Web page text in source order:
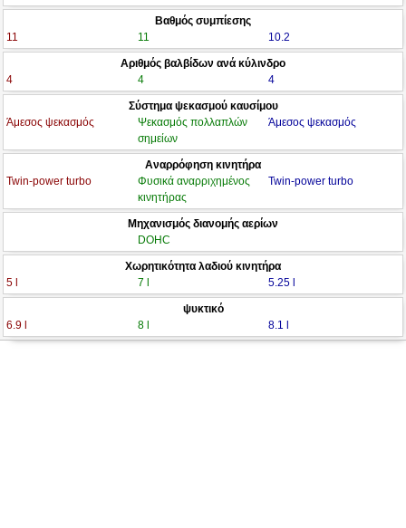
Βαθμός συμπίεσης
11
11 10.2
Αριθμός βαλβίδων ανά κύλινδρο
4
4 4
Σύστημα ψεκασμού καυσίμου
Άμεσος ψεκασμός
Ψεκασμός πολλαπλών
σημείων
Άμεσος ψεκασμός
Αναρρόφηση κινητήρα
Twin-power turbo
Φυσικά αναρριχημένος
κινητήρας
Twin-power turbo
Μηχανισμός διανομής αερίων
DOHC
Χωρητικότητα λαδιού κινητήρα
5 l
7 l 5.25 l
ψυκτικό
6.9 l
8 l 8.1 l